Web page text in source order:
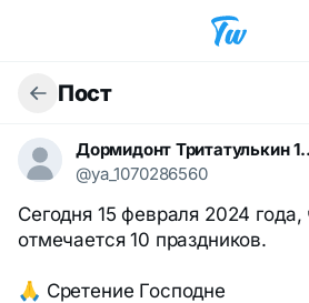
Пост
Дормидонт
@ya_1070286560
Сегодня 15 февраля 2024 года,
отмечается 10 праздников.
🙏 Сретение Господне